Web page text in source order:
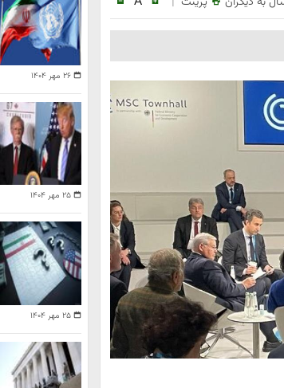
۲۶ مهر ۱۴۰۴
۲۵ مهر ۱۴۰۴
۲۵ مهر ۱۴۰۴